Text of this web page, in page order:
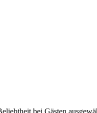
bei Gästen